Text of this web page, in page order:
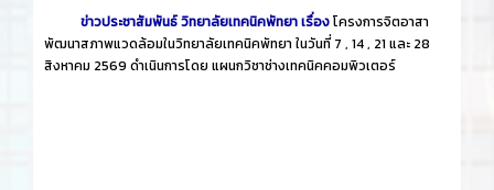
ข่าวประชาสัมพันธ์ วิทยาลัยเทคนิคพัทยา เรื่องโครงการจิตอาสา
พัฒนาสภาพแวดล้อมในวิทยาลัยเทคนิคพัทยา ในวันที่ 7 , 14 , 21 และ 28
สิงหาคม 2569 ดำเนินการโดย แผนกวิชาช่างเทคนิคคอมพิวเตอร์